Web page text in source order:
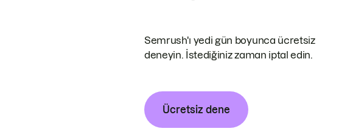
Semrush'ı yedi gün boyunca ücretsiz
deneyin. İstediğiniz zaman iptal edin.
Ücretsiz dene